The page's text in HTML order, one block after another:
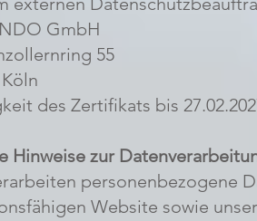
GmbH
55
des Zertifikats bis
Hinweise zur
personenbezogene
Website sowie